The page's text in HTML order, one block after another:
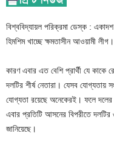
বিশ্ববিদ্যায়ল পরিক্রমা ডেস্ক : একাদশ
হিমশিম খাচ্ছে ক্ষমতাসীন আওয়ামী লীগ।
কারণ এবার এত বেশি প্রার্থী যে কাকে
দলটির শীর্ষ নেতারা। যেসব যোগ্যতায়
যোগ্যতা রয়েছে অনেকেরই। ফলে দলের
এবার প্রতিটি আসনের বিপরীতে
জানিয়েছে।